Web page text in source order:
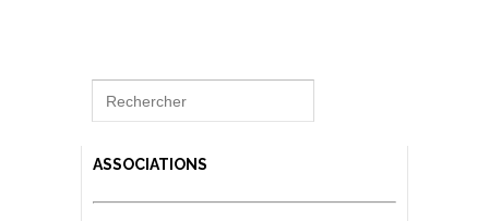
ASSOCIATIONS